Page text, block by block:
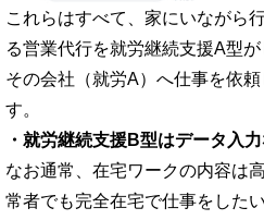
これらはすべて、家にいながら
る営業代行を就労継続支援A型
その会社（就労A）へ仕事を依
す。
・就労継続支援B型はデータ入
なお通常、在宅ワークの内容は
常者でも完全在宅で仕事をした